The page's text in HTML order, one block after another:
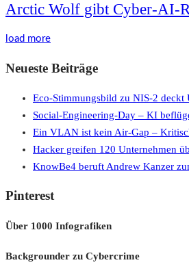
Arctic Wolf gibt Cyber-AI-
load more
Neueste Beiträge
Eco-Stimmungsbild zu NIS-2 deckt
Social-Engineering-Day – KI
Ein VLAN ist kein Air-Gap –
Hacker greifen 120 Unternehmen
KnowBe4 beruft Andrew Kanzer
Pinterest
Über 1000 Infografiken
Backgrounder zu Cybercrime